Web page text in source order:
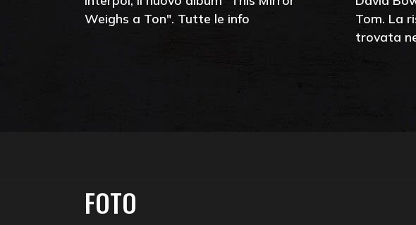
Weighs a Ton". Tutte le info
Tom. La
trovata
FOTO